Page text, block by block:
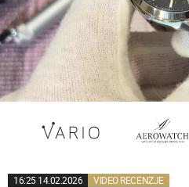
16:25 14.02.2026 VIDEO RECENZJE